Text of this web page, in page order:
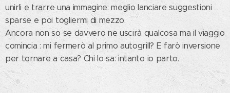
unirli e trarre una immagine: meglio lanciare suggestioni
sparse e poi togliermi di mezzo.
Ancora non so se davvero ne uscirà qualcosa ma il viaggio
comincia : mi fermerò al primo autogrill? E farò inversione
per tornare a casa? Chi lo sa: intanto io parto.